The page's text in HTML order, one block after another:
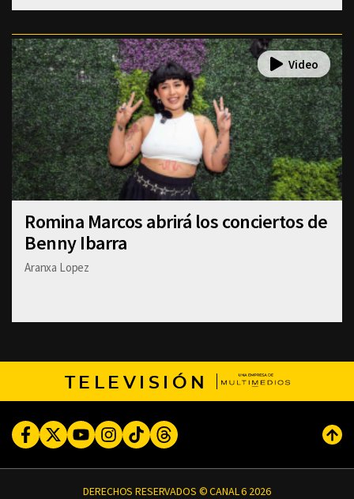
Romina Marcos abrirá los conciertos de
Benny Ibarra
Aranxa Lopez
TELEVISIÓN
FacebookTwitterYoutubeInstagram
TikTokThreads
DERECHOS RESERVADOS © CANAL 6 2026